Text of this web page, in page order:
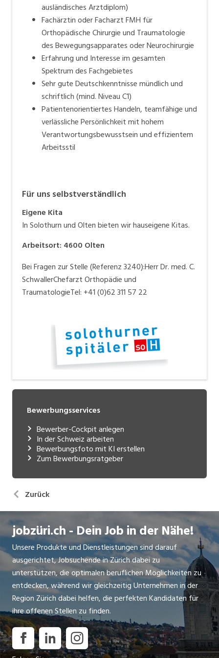
ausländisches Arztdiplom)
Fachärztin oder Facharzt FMH für
Orthopädische Chirurgie und Traumatologie
des Bewegungsapparates oder Neurochirurgie
Erfahrung und Interesse im gesamten
Spektrum des Fachgebietes
Sehr gute Deutschkenntnisse mündlich und
schriftlich (mind. Niveau C1)
Patientenorientiertes Handeln, teamfähige und
verlässliche Persönlichkeit mit hohem
Verantwortungsbewusstsein und effizientem
Arbeitsstil
Für uns selbstverständlich
Eigene Kita
In Solothurn und Olten bieten wir hauseigene Kitas.
Arbeitsort: 4600 Olten
Bei Fragen zur Stelle (Referenz 3240):Herr Dr. med. C.
SchwallerChefarzt Orthopädie und
TraumatologieTel: +41 (0)62 311 57 22
Bewerbungsservices
Bewerber-Cockpit anlegen
In der Schweiz arbeiten
Bewerbungsfoto mit KI erstellen
Zum Bewerbungsratgeber
Zurück
jobzüri.ch - Dein Job in der Nähe!
Unsere Produkte und Dienstleistungen sind darauf
ausgerichtet, Jobsuchende in Zürich dabei zu
unterstützen, die optimalen beruflichen Möglichkeiten zu
entdecken, während wir gleichzeitig Unternehmen in der
Region Zürich dabei helfen, die perfekten Kandidaten für
ihre offenen Stellen zu finden.